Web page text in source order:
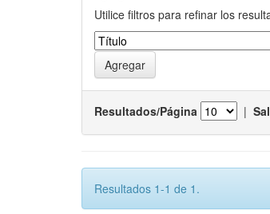
Utilice filtros para refinar los
Resultados/Página |
Resultados 1-1 de 1.